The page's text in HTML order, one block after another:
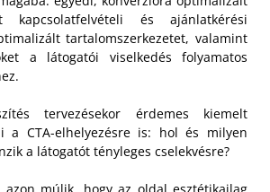
kapcsolatfelvételi és ajánlatkérési
tartalomszerkezetet, valamint
a látogatói viselkedés folyamatos
tervezésekor érdemes kiemelt
a CTA-elhelyezésre is: hol és milyen
a látogatót tényleges cselekvésre?